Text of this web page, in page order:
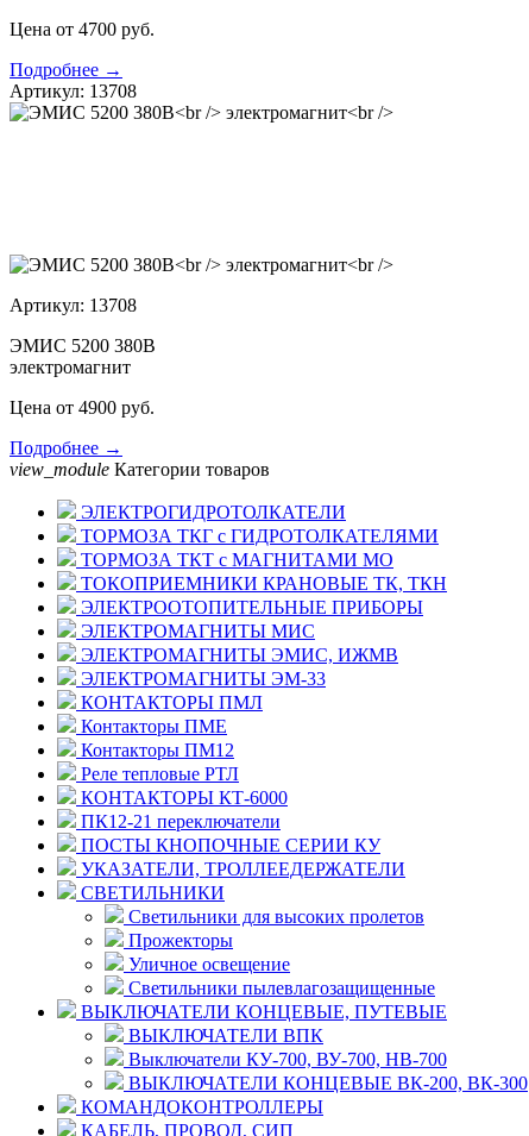
Цена от 4700 руб.
Подробнее →
Артикул: 13708
Артикул: 13708
ЭМИС 5200 380В
электромагнит
Цена от 4900 руб.
Подробнее →
view_module Категории товаров
ЭЛЕКТРОГИДРОТОЛКАТЕЛИ
ТОРМОЗА ТКГ с ГИДРОТОЛКАТЕЛЯМИ
ТОРМОЗА ТКТ с МАГНИТАМИ МО
ТОКОПРИЕМНИКИ КРАНОВЫЕ ТК, ТКН
ЭЛЕКТРООТОПИТЕЛЬНЫЕ ПРИБОРЫ
ЭЛЕКТРОМАГНИТЫ МИС
ЭЛЕКТРОМАГНИТЫ ЭМИС, ИЖМВ
ЭЛЕКТРОМАГНИТЫ ЭМ-33
КОНТАКТОРЫ ПМЛ
Контакторы ПМЕ
Контакторы ПМ12
Реле тепловые РТЛ
КОНТАКТОРЫ КТ-6000
ПК12-21 переключатели
ПОСТЫ КНОПОЧНЫЕ СЕРИИ КУ
УКАЗАТЕЛИ, ТРОЛЛЕЕДЕРЖАТЕЛИ
СВЕТИЛЬНИКИ
Светильники для высоких пролетов
Прожекторы
Уличное освещение
Светильники пылевлагозащищенные
ВЫКЛЮЧАТЕЛИ КОНЦЕВЫЕ, ПУТЕВЫЕ
ВЫКЛЮЧАТЕЛИ ВПК
Выключатели КУ-700, ВУ-700, НВ-700
ВЫКЛЮЧАТЕЛИ КОНЦЕВЫЕ ВК-200, ВК-300
КОМАНДОКОНТРОЛЛЕРЫ
КАБЕЛЬ, ПРОВОД, СИП